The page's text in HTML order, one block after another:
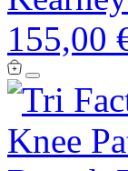
155,00